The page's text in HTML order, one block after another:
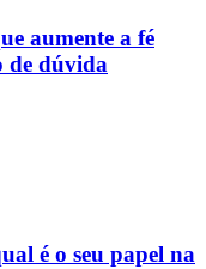
aumente a fé
de dúvida
é o seu papel na